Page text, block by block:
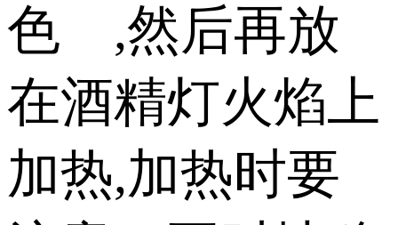
色 ,然后再放
在酒精灯火焰上
加热,加热时要